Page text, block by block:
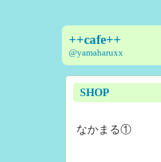
++cafe++
@yamaharuxx
SHOP
なかまる①